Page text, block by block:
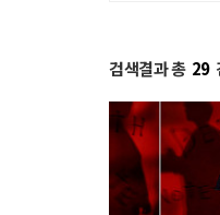
검색결과 총 29